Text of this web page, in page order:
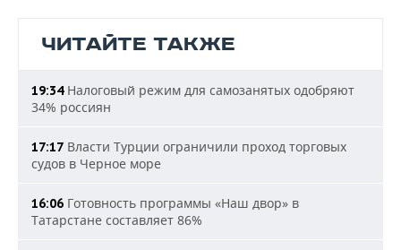
ЧИТАЙТЕ ТАКЖЕ
19:34Налоговый режим для самозанятых одобряют
34% россиян
17:17 Власти Турции ограничили проход торговых
судов в Черное море
16:06 Готовность программы «Наш двор» в
Татарстане составляет 86%